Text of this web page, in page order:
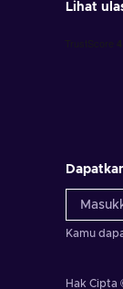
Lihat
Kamu
Hak Cipta